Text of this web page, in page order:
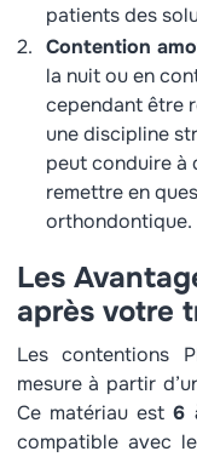
patients des
Contention
la nuit ou en
cependant être
une discipline
peut conduire à
remettre en
orthondontique.
Les
après votre
Les contentions
mesure à partir
Ce matériau est6
compatible avec